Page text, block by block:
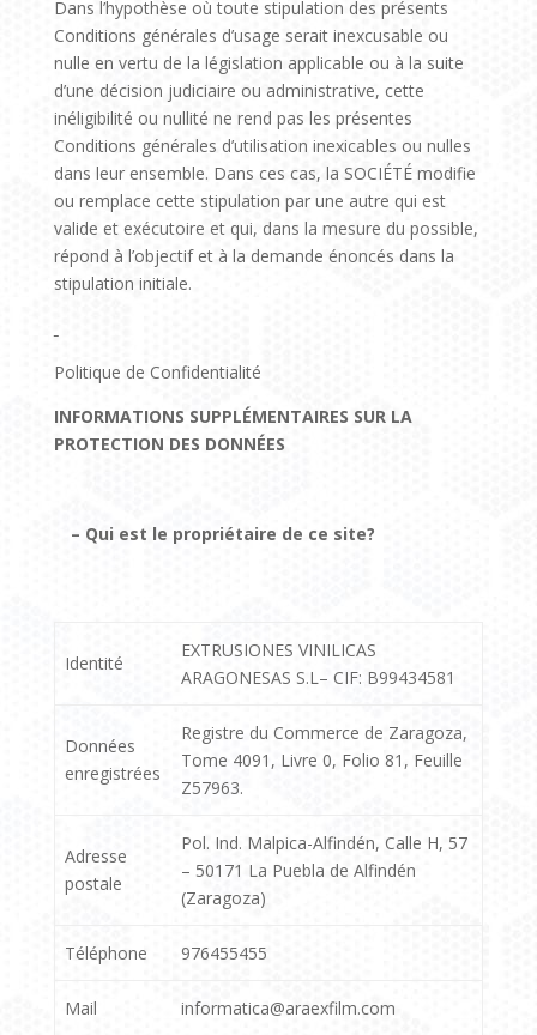
Dans l’hypothèse où toute stipulation des présents
Conditions générales d’usage serait inexcusable ou
nulle en vertu de la législation applicable ou à la suite
d’une décision judiciaire ou administrative, cette
inéligibilité ou nullité ne rend pas les présentes
Conditions générales d’utilisation inexicables ou nulles
dans leur ensemble. Dans ces cas, la SOCIÉTÉ modifie
ou remplace cette stipulation par une autre qui est
valide et exécutoire et qui, dans la mesure du possible,
répond à l’objectif et à la demande énoncés dans la
stipulation initiale.
Politique de Confidentialité
INFORMATIONS SUPPLÉMENTAIRES SUR LA
PROTECTION DES DONNÉES
– Qui est le propriétaire de ce site?
Identité
EXTRUSIONES VINILICAS
ARAGONESAS S.L– CIF: B99434581
Données
enregistrées
Registre du Commerce de Zaragoza,
Tome 4091, Livre 0, Folio 81, Feuille
Z57963.
Adresse
postale
Pol. Ind. Malpica-Alfindén, Calle H, 57
– 50171 La Puebla de Alfindén
(Zaragoza)
Téléphone 976455455
Mail informatica@araexfilm.com